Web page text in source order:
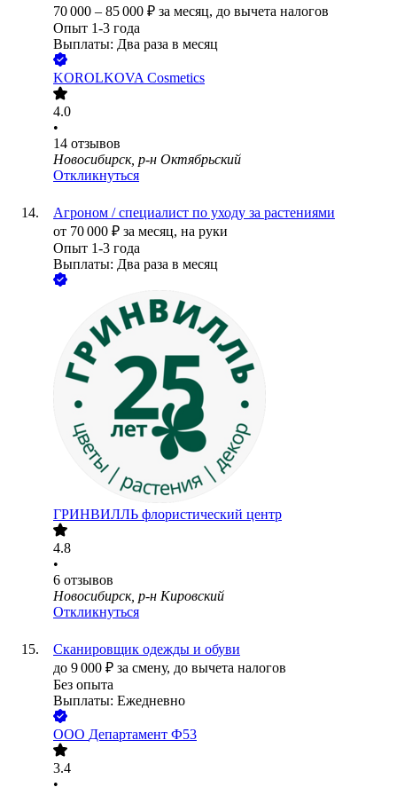
70 000 – 85 000 ₽ за месяц, до вычета налогов
Опыт 1-3 года
Выплаты: Два раза в месяц
KOROLKOVA Cosmetics
4.0
•
14 отзывов
Новосибирск, р-н Октябрьский
Откликнуться
Агроном / специалист по уходу за растениями
от 70 000 ₽ за месяц, на руки
Опыт 1-3 года
Выплаты: Два раза в месяц
ГРИНВИЛЛЬ флористический центр
4.8
•
6 отзывов
Новосибирск, р-н Кировский
Откликнуться
Сканировщик одежды и обуви
до 9 000 ₽ за смену, до вычета налогов
Без опыта
Выплаты: Ежедневно
ООО Департамент Ф53
3.4
•